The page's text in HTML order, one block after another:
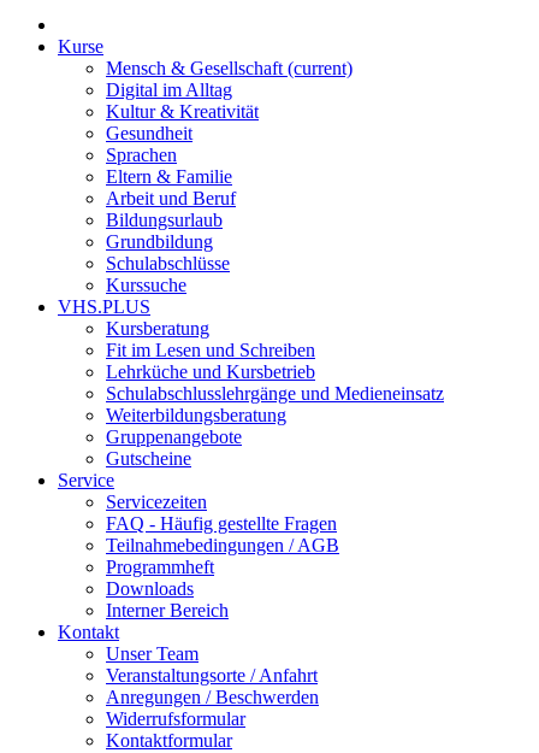
Kurse
Mensch & Gesellschaft (current)
Digital im Alltag
Kultur & Kreativität
Gesundheit
Sprachen
Eltern & Familie
Arbeit und Beruf
Bildungsurlaub
Grundbildung
Schulabschlüsse
Kurssuche
VHS.PLUS
Kursberatung
Fit im Lesen und Schreiben
Lehrküche und Kursbetrieb
Schulabschlusslehrgänge und Medieneinsatz
Weiterbildungsberatung
Gruppenangebote
Gutscheine
Service
Servicezeiten
FAQ - Häufig gestellte Fragen
Teilnahmebedingungen / AGB
Programmheft
Downloads
Interner Bereich
Kontakt
Unser Team
Veranstaltungsorte / Anfahrt
Anregungen / Beschwerden
Widerrufsformular
Kontaktformular